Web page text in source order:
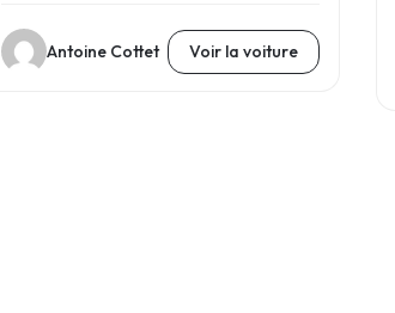
Antoine Cottet Voir la voiture